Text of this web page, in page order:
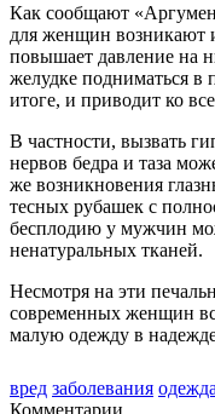
Как сообщают
для женщин возникают
повышает давление на
желудке подниматься в
итоге, и приводит ко
В частности, вызвать
нервов бедра и таза
же возникновения
тесных рубашек с
бесплодию у мужчин
ненатуральных тканей.
Несмотря на эти
современных женщин
малую одежду в
вред заболевания одежда
Комментарии